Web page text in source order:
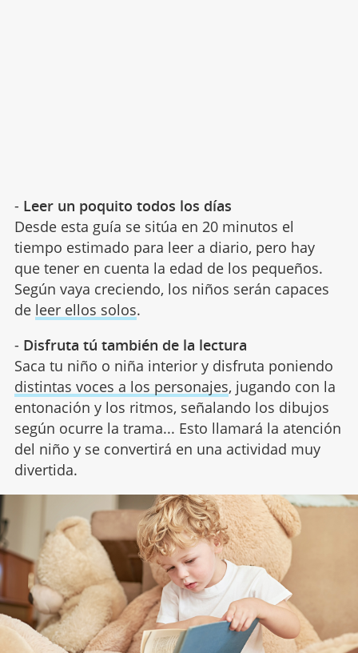
- Leer un poquito todos los días
Desde esta guía se sitúa en 20 minutos el
tiempo estimado para leer a diario, pero hay
que tener en cuenta la edad de los pequeños.
Según vaya creciendo, los niños serán capaces
de leer ellos solos.
- Disfruta tú también de la lectura
Saca tu niño o niña interior y disfruta poniendo
distintas voces a los personajes, jugando con la
entonación y los ritmos, señalando los dibujos
según ocurre la trama... Esto llamará la atención
del niño y se convertirá en una actividad muy
divertida.